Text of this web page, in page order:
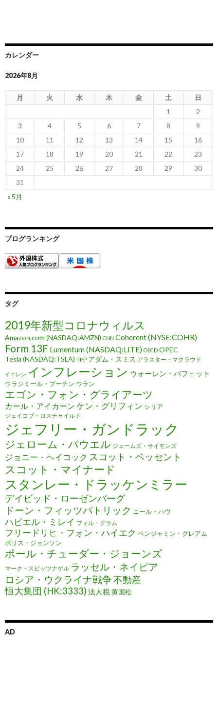
カレンダー
2026年8月
月 火 水 木 金 土
日
1
2
3
4 5 6 7 8
9
10
11 12 13 14 15
16
17
18 19 20 21 22
23
24
25 26 27 28 29
30
31
« 5月
ブログランキング
タグ
2019年新型コロナウィルス
Amazon.com (NASDAQ:AMZN) CNN Coherent (NYSE:COHR)
Form 13F Lumentum (NASDAQ:LITE) OECD OPEC
Tesla (NASDAQ:TSLA) TPP アダム・スミス アラスター・マクラウド
イエレン インフレーション ウォーレン・バフェット
ウラジミール・プーチン ウラン
エゴン・フォン・グライアーツ
カール・アイカーン ケン・グリフィン シリア
ジェイコブ・ロスチャイルド
ジェフリー・ガンドラック
ジェローム・パウエル ジェームズ・サイモンズ
ジョニー・ヘイコック スコット・ベッセント
スコット・マイナード
スタンレー・ドラッケンミラー
デイビッド・ローゼンバーグ
ドーン・フィッツパトリック ニール・ハウ
ハビエル・ミレイ フィル・グラム
フリードリヒ・フォン・ハイエク ベンジャミン・グレアム
ボリス・ジョンソン
ポール・チューダー・ジョーンズ
マーク・スピッツナゲル ラッセル・ネイピア
ロシア・ウクライナ戦争不動産
恒大集団 (HK:3333) 法人税黄国松
AD